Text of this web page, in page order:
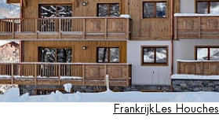
FrankrijkLes Houches